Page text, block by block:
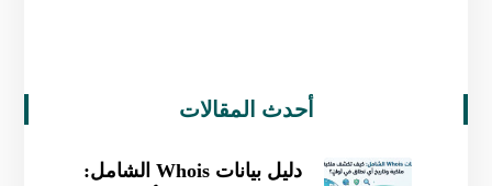
أحدث المقالات
دليل بيانات Whois الشامل: